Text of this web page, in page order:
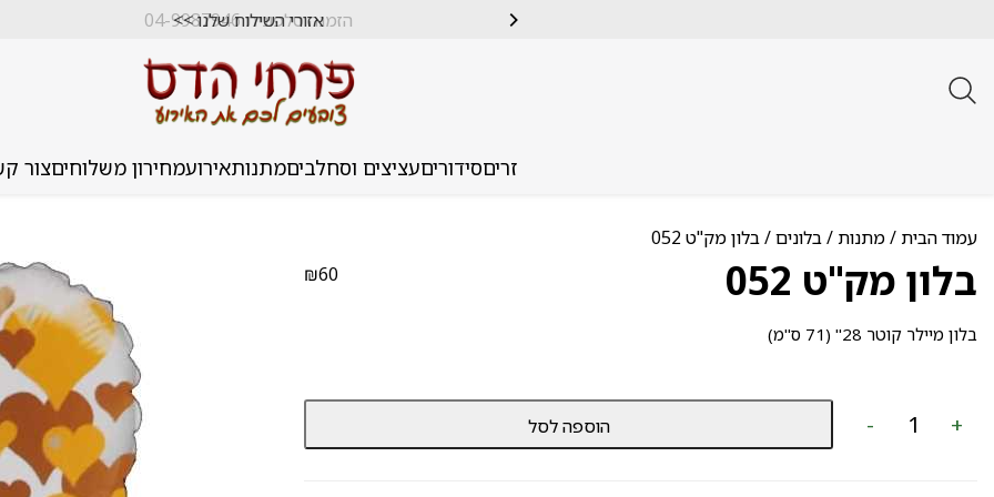
אזורי השילוח שלנו >>
הזמנה טלפונית 04-9987946
זריםסידוריםעציצים וסחלביםמתנותאירועמחירון משלוחיםצור
עמוד הבית /מתנות /בלונים/ בלון מק"ט 052
בלון מק"ט 052 ₪60
בלון מיילר קוטר 28" (71 ס"מ)
-
כמות
בלון
+ הוספה לסל